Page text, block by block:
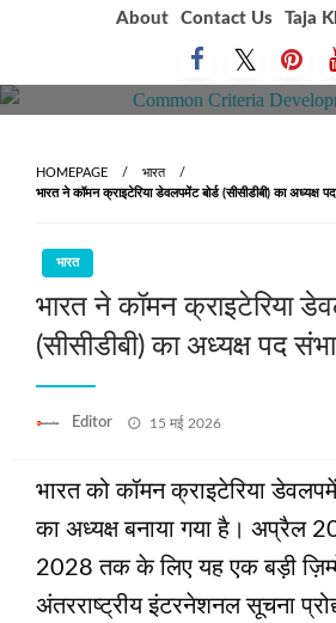
About Contact Us Taja
HOMEPAGE
भारत
भारत ने कॉमन क्राइटेरिया डेवलपमेंट बोर्ड (सीसीडीबी) का अध्यक्ष
भारत
भारत ने कॉमन क्राइटेरिया
(सीसीडीबी) का अध्यक्ष पद
Editor
Posted
15 मई 2026
भारत को कॉमन क्राइटेरिया
का अध्यक्ष बनाया गया है। अप्रैल
2028 तक के लिए यह एक बड़ी
अंतरराष्ट्रीय इंटरनेशनल सूचना